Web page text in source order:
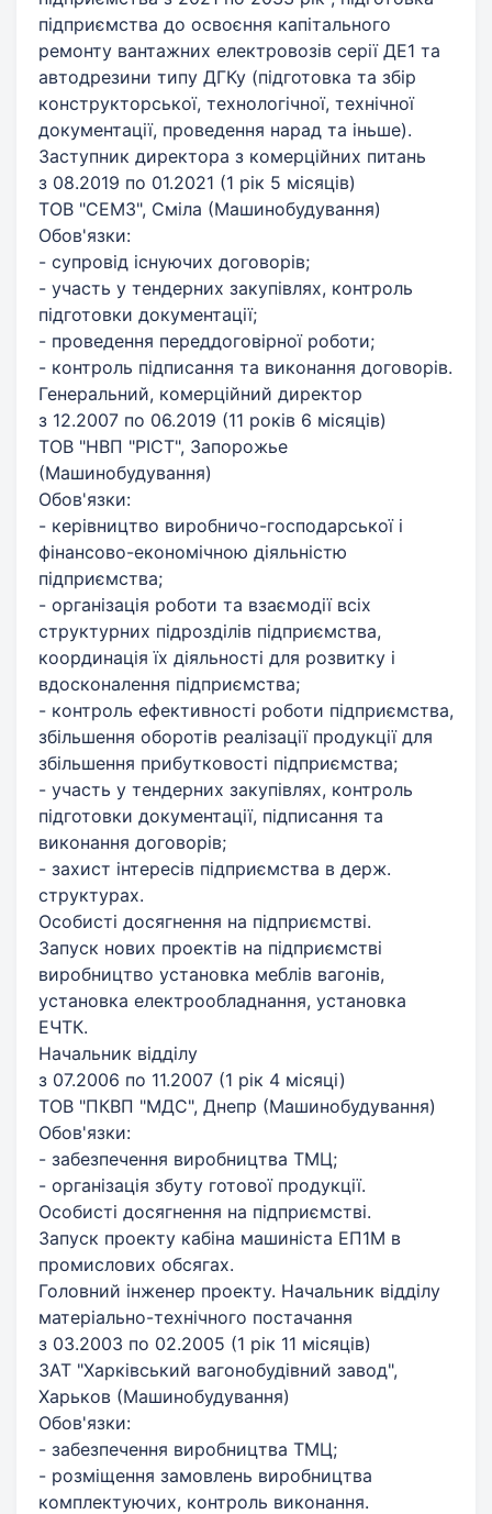
підприємства до освоєння капітального
ремонту вантажних електровозів серії ДЕ1 та
автодрезини типу ДГКу (підготовка та збір
конструкторської, технологічної, технічної
документації, проведення нарад та іньше).
Заступник директора з комерційних питань
з 08.2019 по 01.2021 (1 рік 5 місяців)
ТОВ "СЕМЗ", Сміла (Машинобудування)
Обов'язки:
- супровід існуючих договорів;
- участь у тендерних закупівлях, контроль
підготовки документації;
- проведення переддоговірної роботи;
- контроль підписання та виконання договорів.
Генеральний, комерційний директор
з 12.2007 по 06.2019 (11 років 6 місяців)
ТОВ "НВП "РІСТ", Запорожье
(Машинобудування)
Обов'язки:
- керівництво виробничо-господарської і
фінансово-економічною діяльністю
підприємства;
- організація роботи та взаємодії всіх
структурних підрозділів підприємства,
координація їх діяльності для розвитку і
вдосконалення підприємства;
- контроль ефективності роботи підприємства,
збільшення оборотів реалізації продукції для
збільшення прибутковості підприємства;
- участь у тендерних закупівлях, контроль
підготовки документації, підписання та
виконання договорів;
- захист інтересів підприємства в держ.
структурах.
Особисті досягнення на підприємстві.
Запуск нових проектів на підприємстві
виробництво установка меблів вагонів,
установка електрообладнання, установка
ЕЧТК.
Начальник відділу
з 07.2006 по 11.2007 (1 рік 4 місяці)
ТОВ "ПКВП "МДС", Днепр (Машинобудування)
Обов'язки:
- забезпечення виробництва ТМЦ;
- організація збуту готової продукції.
Особисті досягнення на підприємстві.
Запуск проекту кабіна машиніста ЕП1М в
промислових обсягах.
Головний інженер проекту. Начальник відділу
матеріально-технічного постачання
з 03.2003 по 02.2005 (1 рік 11 місяців)
ЗАТ "Харківський вагонобудівний завод",
Харьков (Машинобудування)
Обов'язки:
- забезпечення виробництва ТМЦ;
- розміщення замовлень виробництва
комплектуючих, контроль виконання.